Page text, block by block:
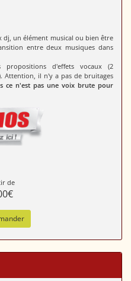
un élément musical ou bien être
entre deux musiques dans
d'effets vocaux (2
Attention, il n'y a pas de bruitages
ce n'est pas une voix brute pour
de